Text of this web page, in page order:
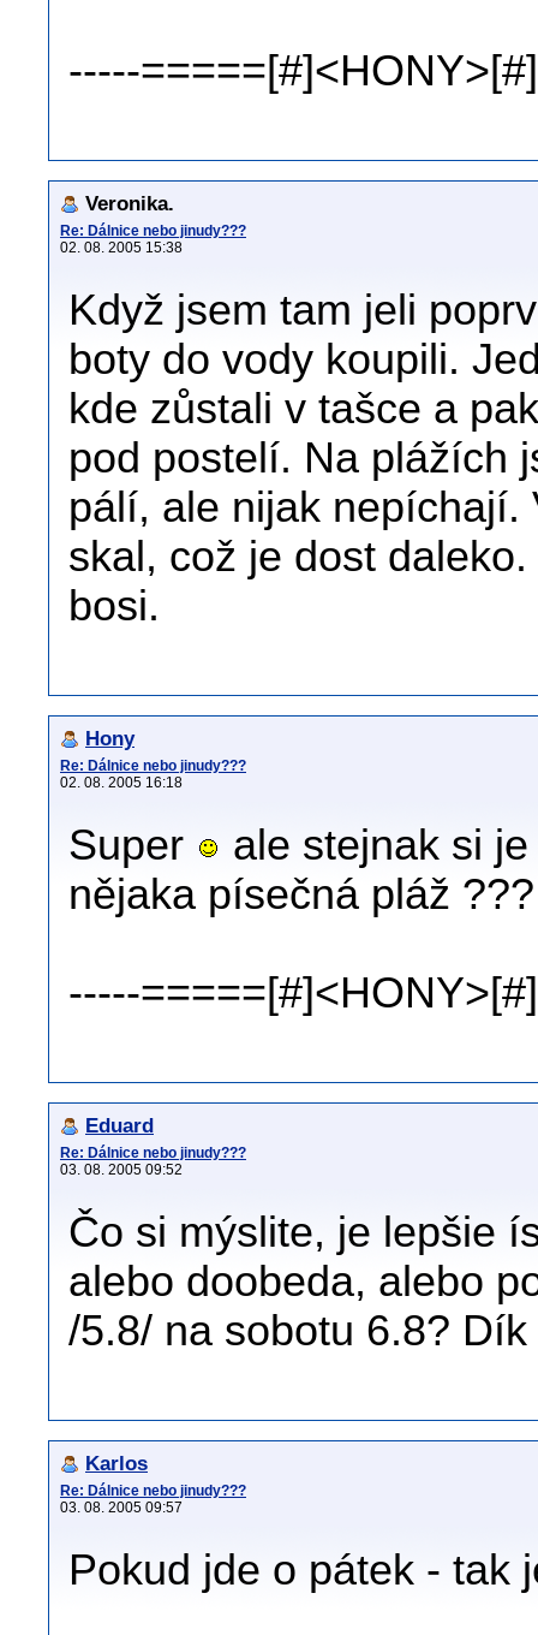
-----
Veronika.
Re: Dálnice nebo jinudy???
02. 08. 2005 15:38
Když jsem tam jeli
boty do vody koupili.
kde zůstali v tašce a
pod postelí. Na plážích
pálí, ale nijak nepíchají.
skal, což je dost
bosi.
Hony
Re: Dálnice nebo jinudy???
02. 08. 2005 16:18
Super
ale stejnak si
nějaka písečná pláž ???
-----
Eduard
Re: Dálnice nebo jinudy???
03. 08. 2005 09:52
Čo si mýslite, je lepšie
alebo doobeda, alebo
/5.8/ na sobotu 6.8? Dík
Karlos
Re: Dálnice nebo jinudy???
03. 08. 2005 09:57
Pokud jde o pátek - tak